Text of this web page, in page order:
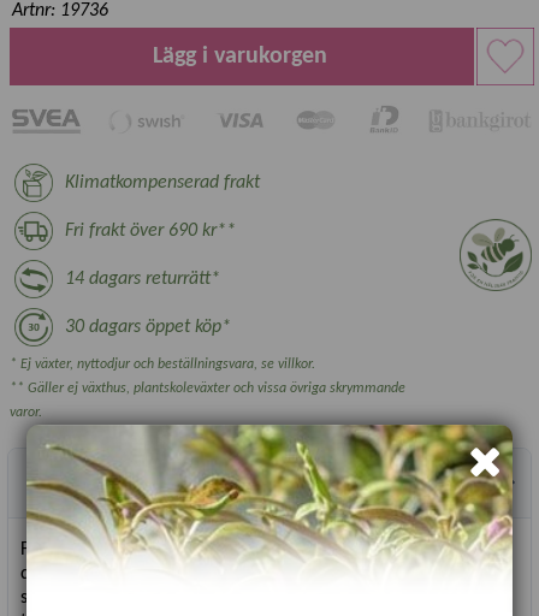
Artnr: 19736
Lägg i varukorgen
Klimatkompenserad frakt
Fri frakt över 690 kr**
14 dagars returrätt*
30 dagars öppet köp*
* Ej växter, nyttodjur och beställningsvara, se villkor.
** Gäller ej växthus, plantskoleväxter och vissa övriga skrymmande
varor.
Produktbeskrivning
Flaskkurbits eller kalebass är en härlig slingerväxt som ger
dekorativa frukter. Den växer snabbt mot en vägg eller spaljé i
soligt läge. Frukterna plockas av på hösten och hängs upp att